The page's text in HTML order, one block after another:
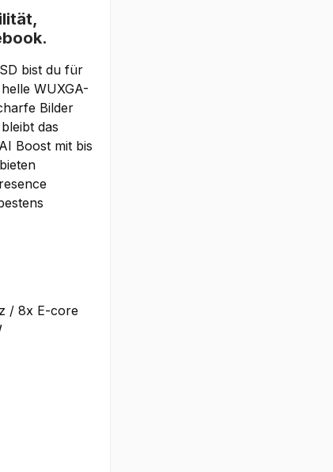
bist du für
WUXGA-
Bilder
das
Boost mit bis
/ 8x E-core